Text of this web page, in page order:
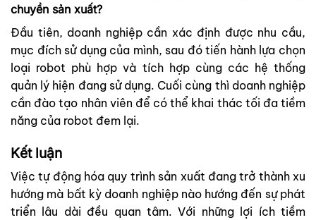
chuyền sản xuất?
Đầu tiên, doanh nghiệp cần xác định được nhu cầu,
mục đích sử dụng của mình, sau đó tiến hành lựa chọn
loại robot phù hợp và tích hợp cùng các hệ thống
quản lý hiện đang sử dụng. Cuối cùng thì doanh nghiệp
cần đào tạo nhân viên để có thể khai thác tối đa tiềm
năng của robot đem lại.
Kết luận
Việc tự động hóa quy trình sản xuất đang trở thành xu
hướng mà bất kỳ doanh nghiệp nào hướng đến sự phát
triển lâu dài đều quan tâm. Với những lợi ích tiềm